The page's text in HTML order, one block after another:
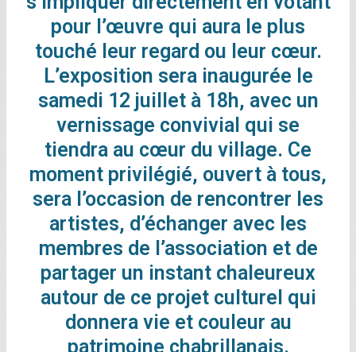
pour l’œuvre qui aura le plus
touché leur regard ou leur cœur.
L’exposition sera inaugurée le
samedi 12 juillet à 18h, avec un
vernissage convivial qui se
tiendra au cœur du village. Ce
moment privilégié, ouvert à tous,
sera l’occasion de rencontrer les
artistes, d’échanger avec les
membres de l’association et de
partager un instant chaleureux
autour de ce projet culturel qui
donnera vie et couleur au
patrimoine chabrillanais.